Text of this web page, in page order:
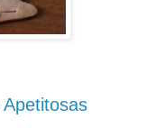
Apetitosas